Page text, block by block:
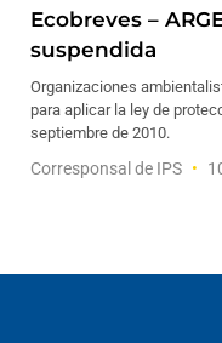
Ecobreves –
suspendida
Organizaciones
para aplicar la ley de
septiembre de 2010.
Corresponsal de IPS